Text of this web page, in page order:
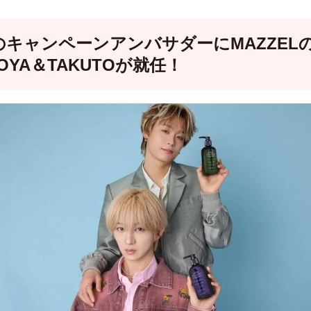
キャンペーンアンバサダーにMAZZEL
＆TAKUTOが就任！